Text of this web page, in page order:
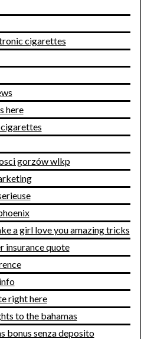
cigarettes
here
gorzów wlkp
a girl love you amazing tricks
insurance quote
right here
to the bahamas
bonus senza deposito